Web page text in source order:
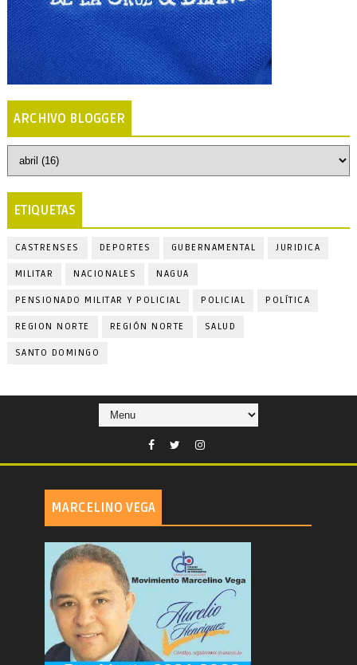
ARCHIVO BLOGGER
ETIQUETAS
CASTRENSES DEPORTES GUBERNAMENTAL JURIDICA
MILITAR NACIONALES NAGUA
PENSIONADO MILITAR Y POLICIAL POLICIAL POLÍTICA
REGION NORTE REGIÓN NORTE SALUD
SANTO DOMINGO
MARCELINO VEGA